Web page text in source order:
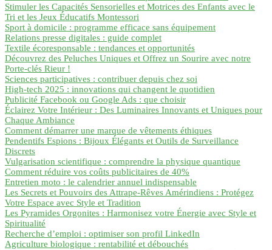
Stimuler les Capacités Sensorielles et Motrices des Enfants avec le
Tri et les Jeux Éducatifs Montessori
Sport à domicile : programme efficace sans équipement
Relations presse digitales : guide complet
Textile écoresponsable : tendances et opportunités
Découvrez des Peluches Uniques et Offrez un Sourire avec notre
Porte-clés Rieur !
Sciences participatives : contribuer depuis chez soi
High-tech 2025 : innovations qui changent le quotidien
Publicité Facebook ou Google Ads : que choisir
Éclairez Votre Intérieur : Des Luminaires Innovants et Uniques pour
Chaque Ambiance
Comment démarrer une marque de vêtements éthiques
Pendentifs Espions : Bijoux Élégants et Outils de Surveillance
Discrets
Vulgarisation scientifique : comprendre la physique quantique
Comment réduire vos coûts publicitaires de 40%
Entretien moto : le calendrier annuel indispensable
Les Secrets et Pouvoirs des Attrape-Rêves Amérindiens : Protégez
Votre Espace avec Style et Tradition
Les Pyramides Orgonites : Harmonisez votre Énergie avec Style et
Spiritualité
Recherche d’emploi : optimiser son profil LinkedIn
Agriculture biologique : rentabilité et débouchés